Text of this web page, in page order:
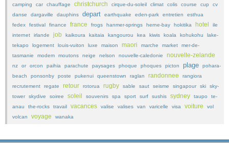
camping
car chauffage christchurch cirque-du-soleil climat colis course cup
cv
danse
dargaville dauphins depart earthquake eden-park entretien
esthua
fedex
festival finance france frogs hanmer-springs herne-bay hokitika hotel
ile
internet
irlande job kaikoura kaitaia kangourou kea kiwis koala kohukohu
lake-
tekapo
logement louis-vuiton luxe maison maori marche market
mer-de-
tasmanie
modem moutons neige nelson nouvelle-caledonie nouvelle-zelande
nz or orcon paihia parachute paysages phoque phoques picton plage
pohara-
beach
ponsonby poste pukenui queenstown raglan randonnee
rangiora
recrutement
regate retour rotorua rugby sable saut seisme singapour ski
sky-
tower
skydive soiree soleil souvenirs spa sport surf sushis sydney taupo
te-
anau
the-rocks travail vacances valise valises van varicelle visa voiture
vol
volcan
voyage wanaka